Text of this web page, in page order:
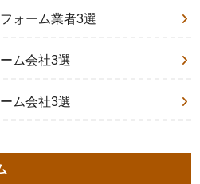
ォーム業者3選
ム会社3選
ム会社3選